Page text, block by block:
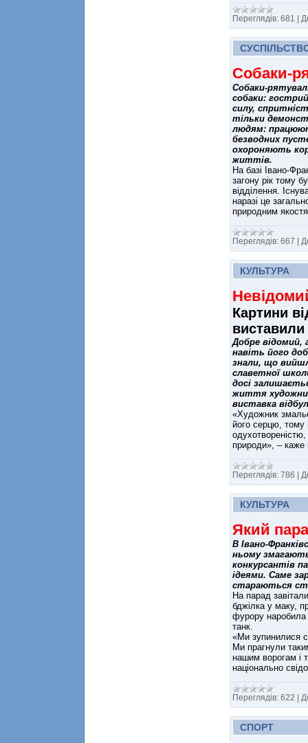
Переглядів: 681 |
Собаки-
Собаки-
собаки:
силу,
тільки
людям:
безводних
охороняють
життів.
На базі Івано-
загону рік тому
відділення.
наразі це
природним
Переглядів: 667 |
КУЛЬТУРА
Картини
Добре відомий,
навіть його
знали, що
славетної
досі
життя
виставка
«Художник
його серцю, тому
природи», – каже
Переглядів: 786 |
КУЛЬТУРА
Який
В Івано-
ньому
конкурсантів
ідеями. Саме
стараються
На парад
бджілка у маку,
фурору наробила
танк.
«Ми зупинилися
Ми прагнули
нашим ворогам і
національно
Переглядів: 622 |
СПОРТ